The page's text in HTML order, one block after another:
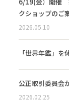
6/19(金）開催
クショップのご
2026.05.10
「世界年鑑」を
公正取引委員会
2026.02.25